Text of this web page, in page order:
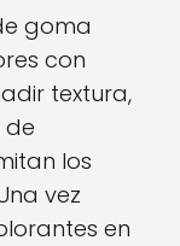
goma
con
textura,
de
los
vez
en